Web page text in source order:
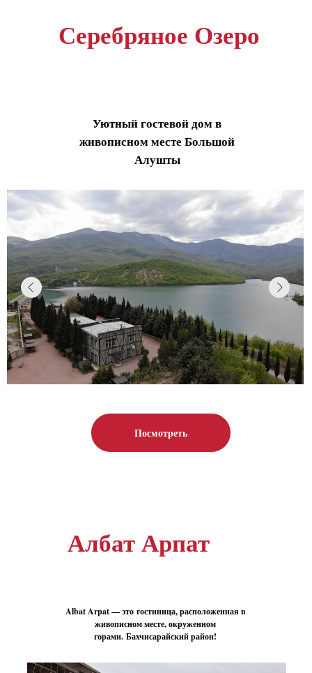
Серебряное Озеро
Уютный гостевой дом в
живописном месте Большой
Алушты
Посмотреть
Албат Арпат
Albat Arpat — это гостиница, расположенная в
живописном месте, окруженном
горами. Бахчисарайский район!